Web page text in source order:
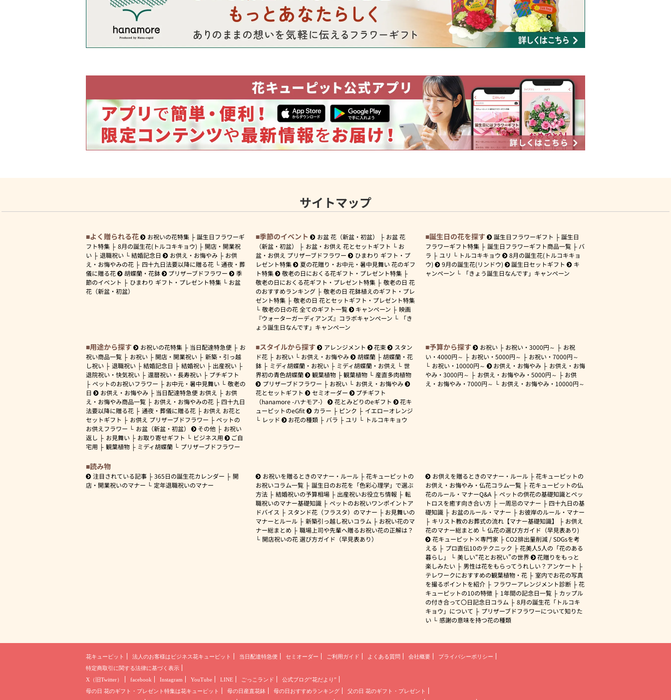
サイトマップ
よく贈られる花 お祝いの花特集
誕生日フラワーギ
フト特集
8月の誕生花(トルコキキョウ)
開店・開業祝
い
退職祝い 結婚記念日 お供え・お悔やみ
お供
え・お悔やみの花
四十九日法要以降に贈る花
通夜・葬
儀に贈る花
胡蝶蘭・花鉢 プリザーブドフラワー
季
節のイベント
ひまわり ギフト・プレゼント特集
お盆
花（新盆・初盆）
季節のイベント お盆 花（新盆・初盆）
お盆 花
（新盆・初盆）
お盆・お供え 花とセットギフト
お
盆・お供え プリザーブドフラワー
ひまわり ギフト・プ
レゼント特集
夏の花贈り・お中元・暑中見舞い 花のギフ
ト特集
敬老の日におくる花ギフト・プレゼント特集
敬老の日におくる花ギフト・プレゼント特集
敬老の日 花
のおすすめランキング
敬老の日 花鉢植えのギフト・プレ
ゼント特集
敬老の日 花とセットギフト・プレゼント特集
敬老の日の花 全てのギフト一覧
キャンペーン
映画
『ウォーターガーディアンズ』コラボキャンペーン
「き
ょう誕生日なんです」キャンペーン
誕生日の花を探す 誕生日フラワーギフト
誕生日
フラワーギフト特集
誕生日フラワーギフト商品一覧
バ
ラ
ユリ トルコキキョウ
8月の誕生花(トルコキキョ
ウ)
9月の誕生花(リンドウ) 誕生日セットギフト
キ
ャンペーン
「きょう誕生日なんです」キャンペーン
用途から探す お祝いの花特集 当日配達特急便
お
祝い商品一覧
お祝い 開店・開業祝い
新築・引っ越
し祝い
退職祝い 結婚記念日 結婚祝い
出産祝い
退院祝い・快気祝い
還暦祝い・長寿祝い
プチギフト
ペットのお祝いフラワー
お中元・暑中見舞い
敬老の
日
お供え・お悔やみ 当日配達特急便 お供え
お供
え・お悔やみ商品一覧
お供え・お悔やみの花
四十九日
法要以降に贈る花
通夜・葬儀に贈る花
お供え お花と
セットギフト
お供え プリザーブドフラワー
ペットの
お供えフラワー
お盆（新盆・初盆） その他
お祝い
返し
お見舞い お取り寄せギフト ビジネス用
ご自
宅用
観葉植物 ミディ胡蝶蘭 プリザーブドフラワー
スタイルから探す アレンジメント 花束
スタン
ド花
お祝い お供え・お悔やみ 胡蝶蘭
胡蝶蘭・花
鉢
ミディ胡蝶蘭・お祝い ミディ胡蝶蘭・お供え
世
界初の青色胡蝶蘭
観葉植物 観葉植物
産直多肉植物
プリザーブドフラワー
お祝い
お供え・お悔やみ
花とセットギフト
セミオーダー
プチギフト
（hanamore -ハナモア-）
花とみどりのeギフト
花キ
ューピットのeGfit
カラー ピンク
イエローオレンジ
レッド
お花の種類 バラ ユリ トルコキキョウ
予算から探す お祝い お祝い・3000円～
お祝
い・ 4000円～ お祝い・ 5000円～ お祝い・7000円～
お祝い・ 10000円～ お供え・お悔やみ
お供え・お悔
やみ・ 3000円～ お供え・お悔やみ・ 5000円～
お供
え・お悔やみ・ 7000円～ お供え・お悔やみ・ 10000円～
読み物
注目されている記事 365日の誕生花カレンダー
開
店・開業祝いのマナー
定年退職祝いのマナー
お祝いを贈るときのマナー・ルール
花キューピットの
お祝いコラム一覧
誕生日のお花を「色彩心理学」で選ぶ
方法
結婚祝いの予算相場 出産祝いお役立ち情報
転
職祝いのマナー基礎知識
ペットのお祝いワンポイントア
ドバイス
スタンド花（フラスタ）のマナー
お見舞いの
マナーとルール
新築引っ越し祝いコラム
お祝い花のマ
ナー総まとめ
職場上司や先輩へ贈るお祝い花の正解は？
開店祝いの花 選び方ガイド（早見表あり）
お供えを贈るときのマナー・ルール
花キューピットの
お供え・お悔やみ・仏花コラム一覧
花キューピットの仏
花のルール・マナーQ&A
ペットの供花の基礎知識とペッ
トロスを癒す向き合い方
一周忌のマナー
四十九日の基
礎知識
お盆のルール・マナー
お彼岸のルール・マナー
キリスト教のお葬式の流れ【マナー基礎知識】
お供え
花のマナー総まとめ
仏花の選び方ガイド（早見表あり)
花キューピット×専門家
CO2排出量削減 / SDGsを考
える
プロ直伝10のテクニック
花美人5人の「花のある
暮らし」
美しい“花とお祝い”の世界
花贈りをもっと
楽しみたい
男性は花をもらってうれしい？アンケート
テレワークにおすすめの観葉植物・花
室内でお花の写真
を撮るポイントを紹介
フラワーアレンジメント診断
花
キューピットの10の特徴
1年間の記念日一覧
カップル
の付き合って〇日記念日コラム
8月の誕生花「トルコキ
キョウ」について
プリザーブドフラワーについて知りた
い
感謝の意味を持つ花の種類
花キューピット 法人のお客様は ビジネス花キューピット 当日配達特急便 セミオーダー ご利用ガイド よくある質問 会社概要
プライバシーポリシー
特定商取引に関する法律に基づく表示
X（旧Twitter）
facebook Instagram YouTube LINE ごっこランド
公式ブログ“花だより”
母の日 花のギフト・プレゼント 特集は花キューピット 母の日産直花鉢 母の日おすすめランキング
父の日 花のギフト・プレゼント